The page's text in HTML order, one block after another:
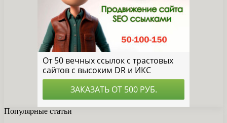
Популярные статьи